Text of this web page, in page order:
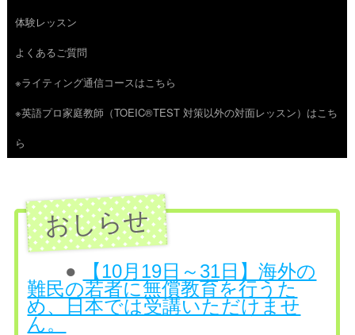
テ
ン
ツ
へ
ス
体験レッスン
よくあるご質問
※ライティング通信コースはこちら
※英語プロ家庭教師（TOEIC®TEST 対策以外の対面レッスン）はこち
ら
●
【10月19日～31日】海外の
難民の若者に無償教育を行うた
め、日本では受講いただけませ
ん。